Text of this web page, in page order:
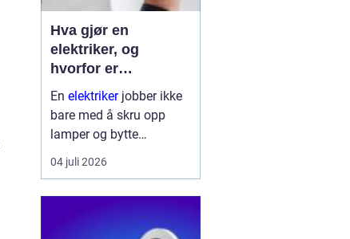
Hva gjør en
elektriker, og
hvorfor er
fagkunnskap så
viktig?
En elektrikerjobber ikke
bare med å skru opp
lamper og bytte
stikkontakter. Yrket
handler om sikkerhet,
hver eneste dag. Strøm
04 juli 2026